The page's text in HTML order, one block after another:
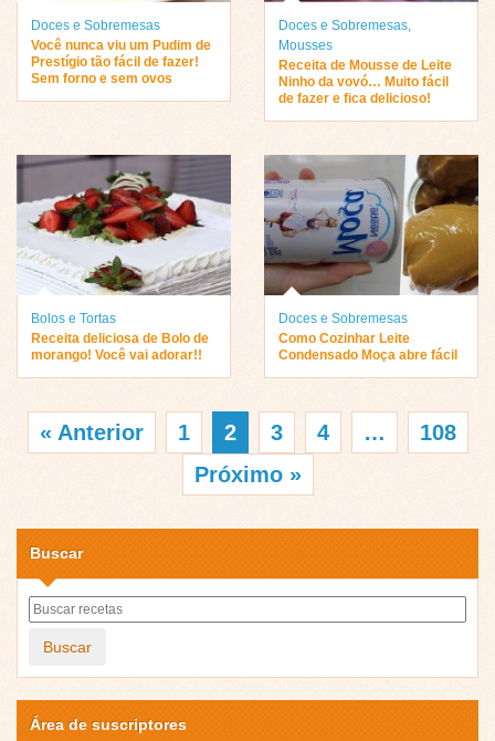
Doces e Sobremesas
Você nunca viu um Pudim de
Prestígio tão fácil de fazer!
Sem forno e sem ovos
Doces e Sobremesas,
Mousses
Receita de Mousse de Leite
Ninho da vovó… Muito fácil
de fazer e fica delicioso!
Bolos e Tortas
Receita deliciosa de Bolo de
morango! Você vai adorar!!
Doces e Sobremesas
Como Cozinhar Leite
Condensado Moça abre fácil
« Anterior 1 2 3 4 …
108
Próximo »
Buscar
Buscar
Área de suscriptores